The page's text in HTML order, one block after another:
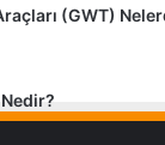
(GWT)